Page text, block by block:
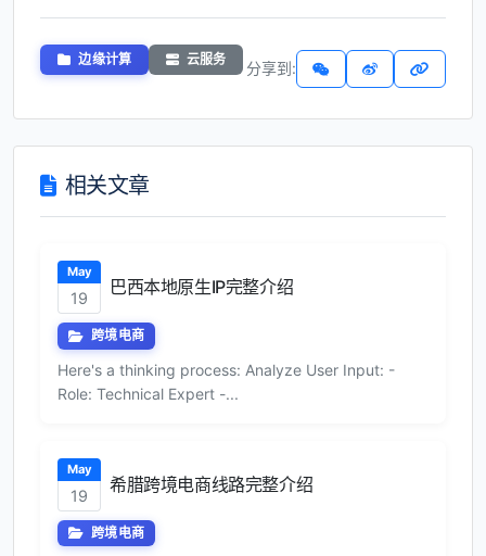
边缘计算 云服务 分享到:
相关文章
May
19
巴西本地原生IP完整介绍
跨境电商
Here's a thinking process: Analyze User Input: -
Role: Technical Expert -...
May
19
希腊跨境电商线路完整介绍
跨境电商